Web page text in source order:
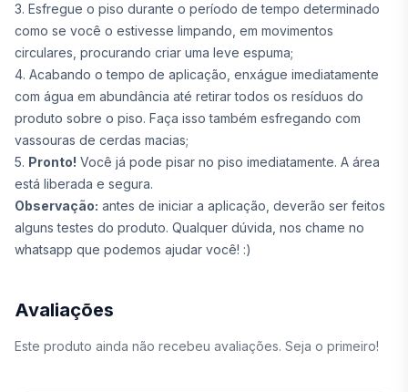
3. Esfregue o piso durante o período de tempo determinado
como se você o estivesse limpando, em movimentos
circulares, procurando criar uma leve espuma;
4. Acabando o tempo de aplicação, enxágue imediatamente
com água em abundância até retirar todos os resíduos do
produto sobre o piso. Faça isso também esfregando com
vassouras de cerdas macias;
5. Pronto! Você já pode pisar no piso imediatamente. A área
está liberada e segura.
Observação: antes de iniciar a aplicação, deverão ser feitos
alguns testes do produto. Qualquer dúvida, nos chame no
whatsapp que podemos ajudar você! :)
Avaliações
Este produto ainda não recebeu avaliações. Seja o primeiro!